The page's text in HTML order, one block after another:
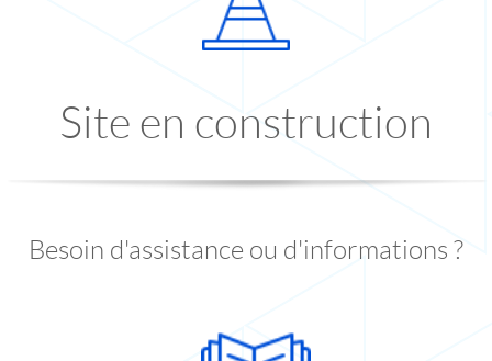
Site en construction
Besoin d'assistance ou d'informations ?